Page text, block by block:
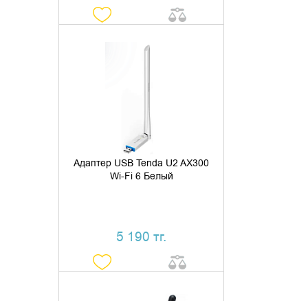
Адаптер USB Tenda U2 AX300
Wi-Fi 6 Белый
5 190 тг.